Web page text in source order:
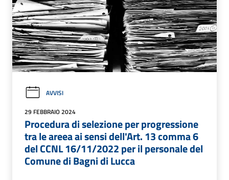
AVVISI
29 FEBBRAIO 2024
Procedura di selezione per progressione
tra le areea ai sensi dell'Art. 13 comma 6
del CCNL 16/11/2022 per il personale del
Comune di Bagni di Lucca